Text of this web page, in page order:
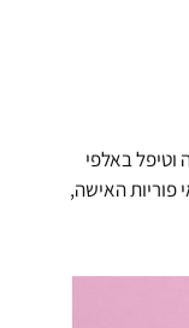
למיילדות ולפוריות האישה. במשך למעלה מ-30 שנה, ליווה וטיפל באלפי
פוריות האישה,